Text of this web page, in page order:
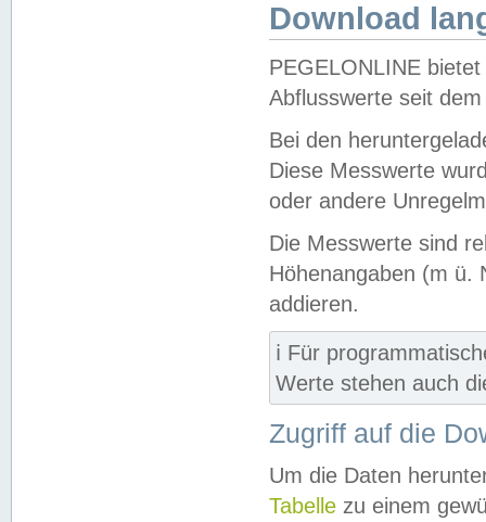
Download
PEGELONLINE
Abflusswerte seit
Bei den
Diese Messwerte
oder andere
Die Messwerte sind
Höhenangaben (m ü.
addieren.
ℹ️ Für
Werte stehen auch
Zugriff auf die
Um die Daten
Tabelle zu einem